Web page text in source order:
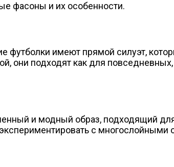
фасоны и их особенности.
футболки имеют прямой силуэт,
они подходят как для
и модный образ, подходящий
с многослойными